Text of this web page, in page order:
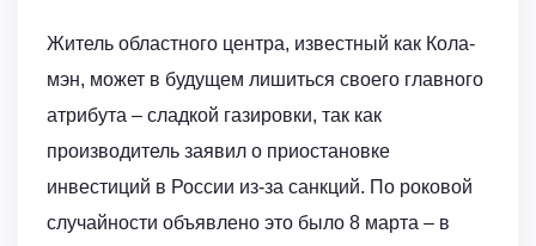
Житель областного центра, известный как Кола-
мэн, может в будущем лишиться своего главного
атрибута – сладкой газировки, так как
производитель заявил о приостановке
инвестиций в России из-за санкций. По роковой
случайности объявлено это было 8 марта – в